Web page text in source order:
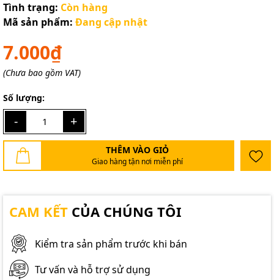
Tình trạng: Còn hàng
Mã sản phẩm: Đang cập nhật
7.000₫
(Chưa bao gồm VAT)
Số lượng:
- +
THÊM VÀO GIỎ
Giao hàng tận nơi miễn phí
CAM KẾT CỦA CHÚNG TÔI
Kiểm tra sản phẩm trước khi bán
Tư vấn và hỗ trợ sử dụng